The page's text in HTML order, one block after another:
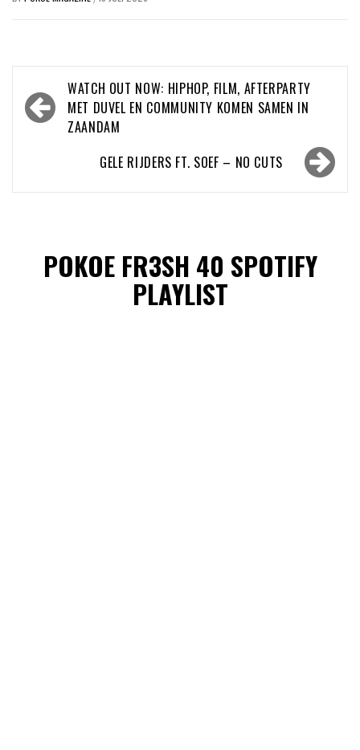
Bericht
navigatie
WATCH OUT NOW: HIPHOP, FILM, AFTERPARTY
MET DUVEL EN COMMUNITY KOMEN SAMEN IN
ZAANDAM
GELE RIJDERS FT. SOEF – NO CUTS
POKOE FR3SH 40 SPOTIFY
PLAYLIST